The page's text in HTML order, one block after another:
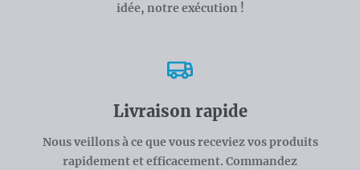
idée, notre exécution !
Livraison rapide
Nous veillons à ce que vous receviez vos produits
rapidement et efficacement. Commandez